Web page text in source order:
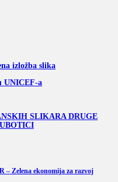
izložba slika
UNICEF-a
SLIKARA DRUGE
– Zelena ekonomija za razvoj